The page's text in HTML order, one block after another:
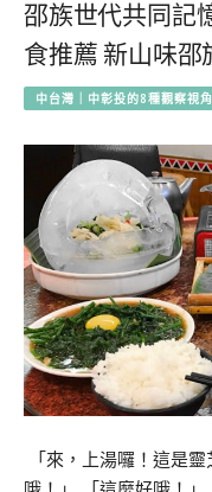
邵族世代共同記
食推薦 新山味邵
中台灣｜中彰投的8種觀察視角
「來，上湯囉！這是